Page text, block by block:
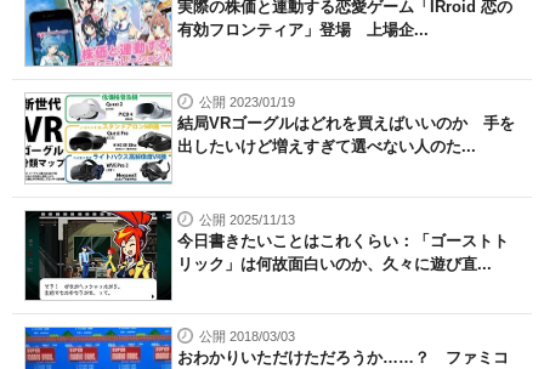
実際の株価と連動する恋愛ゲーム「IRroid 恋の
有効フロンティア」登場 上場企...
公開 2023/01/19
結局VRゴーグルはどれを買えばいいのか 手を
出したいけど増えすぎて選べない人のた...
公開 2025/11/13
今日書きたいことはこれくらい：「ゴーストト
リック」は何故面白いのか、久々に遊び直...
公開 2018/03/03
おわかりいただけただろうか……？ ファミコ